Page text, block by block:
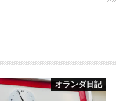
オランダ日記